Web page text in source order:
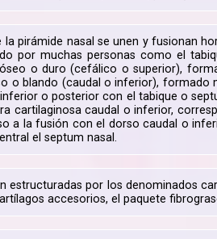
la pirámide nasal se unen y fusionan
por muchas personas como el
o duro (cefálico o superior),
o blando (caudal o inferior), formado
o posterior con el tabique o
cartilaginosa caudal o inferior,
a la fusión con el dorso caudal o
el septum nasal.
estructuradas por los denominados
accesorios, el paquete